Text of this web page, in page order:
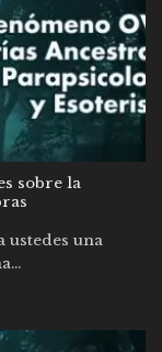
sobre la
ustedes una